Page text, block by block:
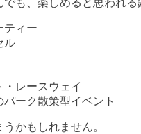
も、楽しめると思われる
ティー
ル
・レースウェイ
パーク散策型イベント
かもしれません。